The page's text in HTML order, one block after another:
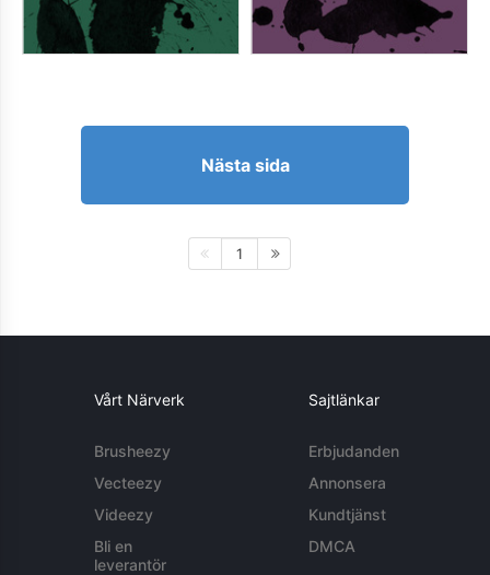
Nästa sida
1
Vårt Närverk
Brusheezy
Vecteezy
Videezy
Bli en
leverantör
Sajtlänkar
Erbjudanden
Annonsera
Kundtjänst
DMCA